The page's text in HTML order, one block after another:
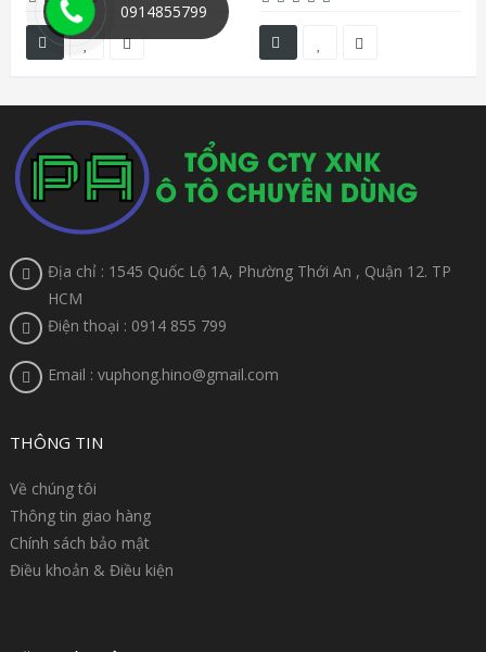
Địa chỉ : 1545 Quốc Lộ 1A, Phường Thới An , Quận 12. TP
HCM
Điện thoại : 0914 855 799
Email : vuphong.hino@gmail.com
THÔNG TIN
Về chúng tôi
Thông tin giao hàng
Chính sách bảo mật
Điều khoản & Điều kiện
0914855799